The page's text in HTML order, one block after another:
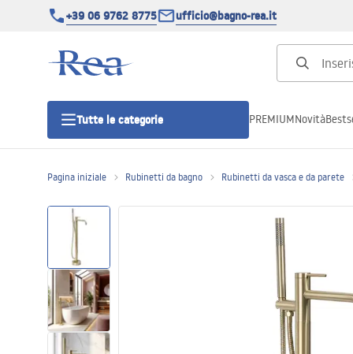
+39 06 9762 8775 ufficio@bagno-rea.it
Tutte le categorie
Piatti doccia da bagno
Canaline di scarico
PREMIUMNovità
Pagina iniziale Rubinetti da bagno Rubinetti da vasca e da parete